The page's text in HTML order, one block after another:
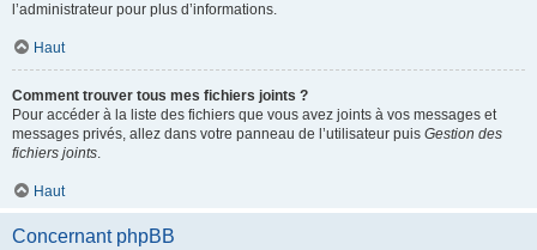
l’administrateur pour plus d’informations.
Haut
Comment trouver tous mes fichiers joints ?
Pour accéder à la liste des fichiers que vous avez joints à vos messages et
messages privés, allez dans votre panneau de l’utilisateur puis Gestion des
fichiers joints.
Haut
Concernant phpBB